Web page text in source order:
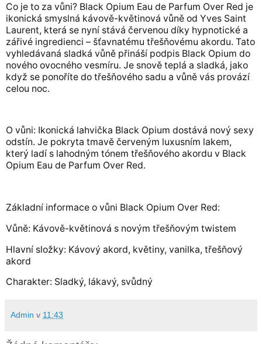
Co je to za vůni? Black Opium Eau de Parfum Over Red je
ikonická smyslná kávově-květinová vůně od Yves Saint
Laurent, která se nyní stává červenou díky hypnotické a
zářivé ingredienci – šťavnatému třešňovému akordu. Tato
vyhledávaná sladká vůně přináší podpis Black Opium do
nového ovocného vesmíru. Je snově teplá a sladká, jako
když se ponoříte do třešňového sadu a vůně vás provází
celou noc.
O vůni: Ikonická lahvička Black Opium dostává nový sexy
odstín. Je pokryta tmavě červeným luxusním lakem,
který ladí s lahodným tónem třešňového akordu v Black
Opium Eau de Parfum Over Red.
Základní informace o vůni Black Opium Over Red:
Vůně: Kávově-květinová s novým třešňovým twistem
Hlavní složky: Kávový akord, květiny, vanilka, třešňový
akord
Charakter: Sladký, lákavý, svůdný
Admin v 11:43